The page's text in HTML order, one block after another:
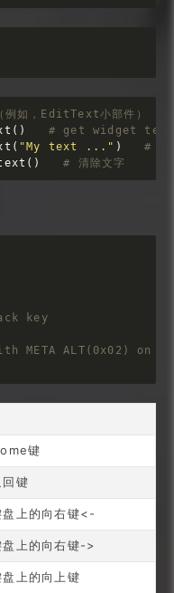
例如，EditText小部件）
# get widget
"My text ..." ) # 设
# 清除文字
key
META ALT(0x02) on
键
键
上的向右键<-
上的向右键->
上的向上键